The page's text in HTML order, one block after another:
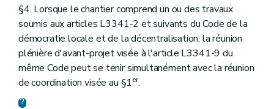
§4. Lorsque le chantier comprend un ou des travaux
soumis aux articles L3341-2 et suivants du Code de la
démocratie locale et de la décentralisation, la réunion
plénière d'avant-projet visée à l'article L3341-9 du
même Code peut se tenir simultanément avec la réunion
de coordination visée au §1er.